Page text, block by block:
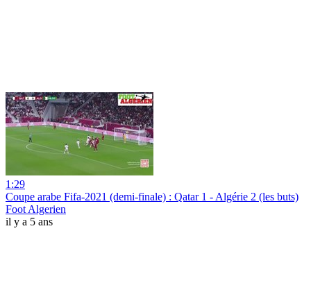
1:29
Coupe arabe Fifa-2021 (demi-finale) : Qatar 1 - Algérie 2 (les buts)
Foot Algerien
il y a 5 ans